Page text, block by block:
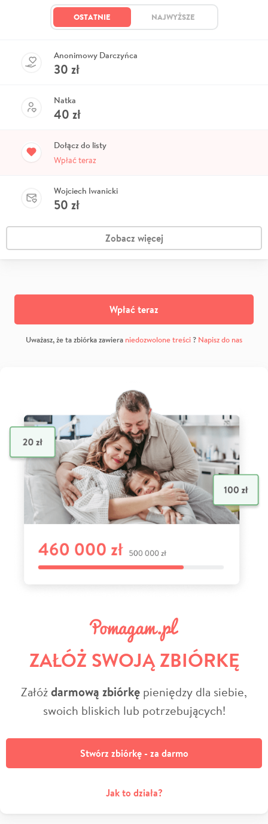
OSTATNIE NAJWYŻSZE
Anonimowy Darczyńca
30 zł
Natka
40 zł
Dołącz do listy
Wpłać teraz
Wojciech Iwanicki
50 zł
Zobacz więcej
Wpłać teraz
Uważasz, że ta zbiórka zawiera niedozwolone treści? Napisz do nas
ZAŁÓŻ SWOJĄ ZBIÓRKĘ
Załóżdarmową zbiórkę pieniędzy dla siebie,
swoich bliskich lub potrzebujących!
Stwórz zbiórkę - za darmo
Jak to działa?